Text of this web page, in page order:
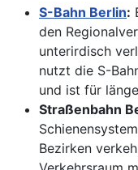
S-Bahn Berlin:
den
unterirdisch
nutzt die S-
und ist für
Straßenbahn
Bezirken